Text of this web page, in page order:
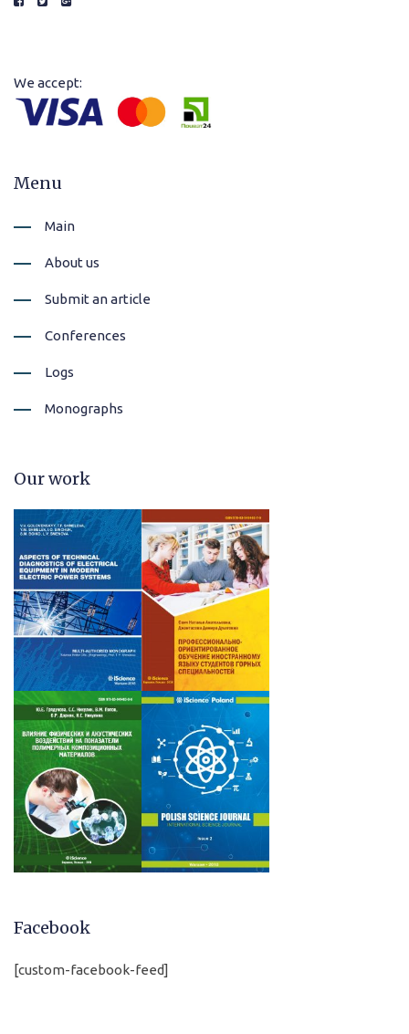
We accept:
Menu
Main
About us
Submit an article
Conferences
Logs
Monographs
Our work
Facebook
[custom-facebook-feed]